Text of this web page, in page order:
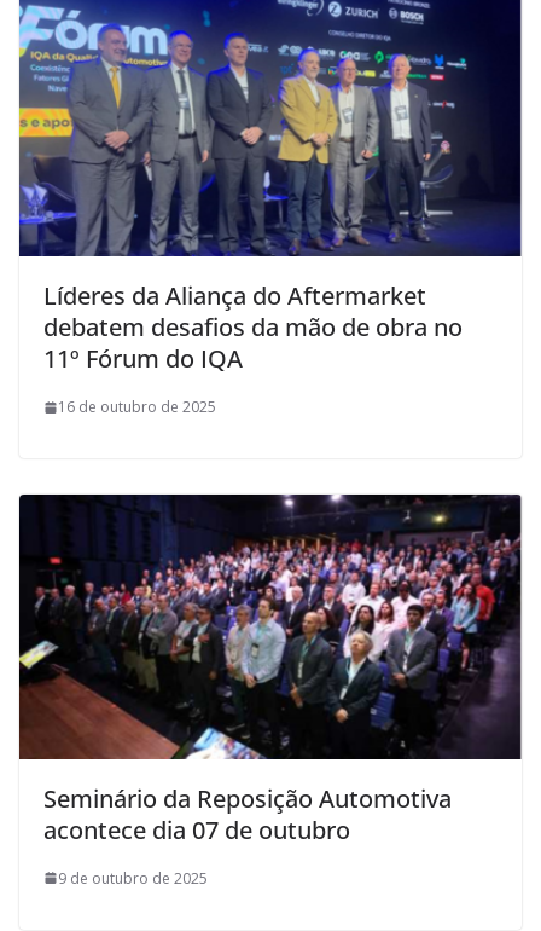
Líderes da Aliança do Aftermarket
debatem desafios da mão de obra no
11º Fórum do IQA
16 de outubro de 2025
Seminário da Reposição Automotiva
acontece dia 07 de outubro
9 de outubro de 2025